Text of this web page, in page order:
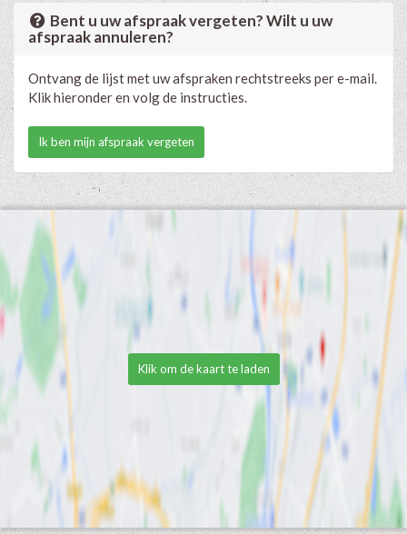
Bent u uw afspraak vergeten? Wilt u uw
afspraak annuleren?
Ontvang de lijst met uw afspraken rechtstreeks per e-mail.
Klik hieronder en volg de instructies.
Ik ben mijn afspraak vergeten
Klik om de kaart te laden